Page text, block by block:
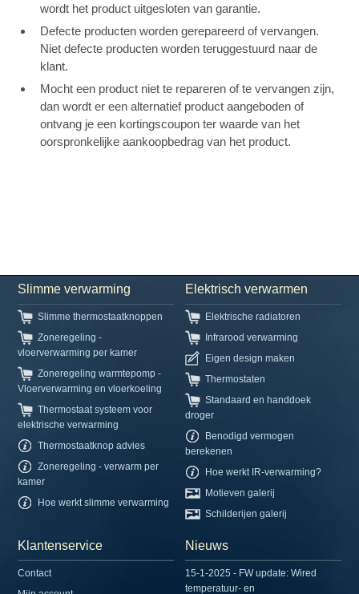
wordt het product uitgesloten van garantie.
Defecte producten worden gerepareerd of vervangen.
Niet defecte producten worden teruggestuurd naar de
klant.
Mocht een product niet te repareren of te vervangen zijn,
dan wordt er een alternatief product aangeboden of
ontvang je een kortingscoupon ter waarde van het
oorspronkelijke aankoopbedrag van het product.
Slimme verwarming
Slimme thermostaatknoppen
Zoneregeling -
vloerverwarming per kamer
Zoneregeling warmtepomp -
Vloerverwarming en vloerkoeling
Thermostaat systeem voor
elektrische verwarming
Thermostaatknop advies
Zoneregeling - verwarm per
kamer
Hoe werkt slimme verwarming
Elektrisch verwarmen
Elektrische radiatoren
Infrarood verwarming
Eigen design maken
Thermostaten
Standaard en handdoek
droger
Benodigd vermogen
berekenen
Hoe werkt IR-verwarming?
Motieven galerij
Schilderijen galerij
Klantenservice
Contact
Nieuws
15-1-2025 - FW update: Wired
temperatuur- en